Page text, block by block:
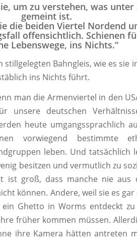
um zu verstehen, was
gemeint ist.
die beiden Viertel Nordend
offensichtlich. Schienen
Lebenswege, ins Nichts.“
stillgelegten Bahngleis, wie es sie
ins Nichts führt.
man die Armenviertel in den
unsere deutschen
heute umgangssprachlich
vorwiegend bestimmte
leben. Und tatsächlich
besitzen und vermutlich zu
ist groß, dass manche nie aus
können. Andere, weil sie es
Ghetto in Worms entdeckt
früher kommen müssen.
ihre Kamera hätten antreten